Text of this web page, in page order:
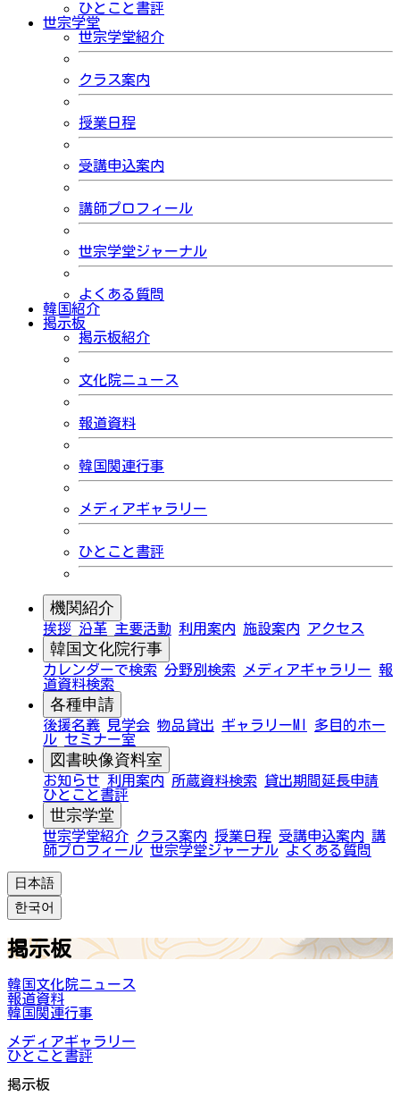
ひとこと書評
世宗学堂
世宗学堂紹介
クラス案内
授業日程
受講申込案内
講師プロフィール
世宗学堂ジャーナル
よくある質問
韓国紹介
掲示板
掲示板紹介
文化院ニュース
報道資料
韓国関連行事
メディアギャラリー
ひとこと書評
機関紹介
挨拶 沿革 主要活動 利用案内 施設案内 アクセス
韓国文化院行事
カレンダーで検索 分野別検索 メディアギャラリー 報
道資料検索
各種申請
後援名義 見学会 物品貸出 ギャラリーMI
多目的ホー
ル セミナー室
図書映像資料室
お知らせ 利用案内 所蔵資料検索
貸出期間延長申請
ひとこと書評
世宗学堂
世宗学堂紹介 クラス案内 授業日程 受講申込案内 講
師プロフィール 世宗学堂ジャーナル よくある質問
日本語
한국어
掲示板
韓国文化院ニュース
報道資料
韓国関連行事
メディアギャラリー
ひとこと書評
掲示板